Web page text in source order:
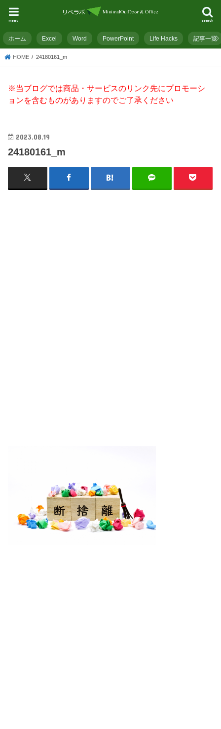
search
menu
ホーム Excel Word PowerPoint Life Hacks 記事一覧
HOME 24180161_m
※当ブログでは商品・サービスのリンク先にプロモーシ
ョンを含むものがありますのでご了承ください
2023.08.19
24180161_m